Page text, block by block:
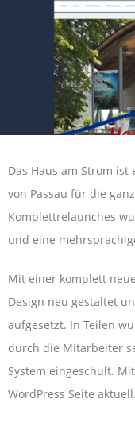
Das Haus am Strom
von Passau für die
Komplettrelaunches
und eine
Mit einer komplett
Design neu gestaltet
aufgesetzt. In Teilen
durch die Mitarbeiter
System eingeschult.
WordPress Seite aktuell.